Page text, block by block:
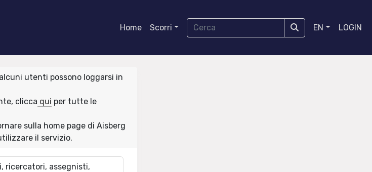
Home Scorri EN LOGIN
utenti possono loggarsi in
clicca qui per tutte le
sulla home page di Aisberg
il servizio.
ricercatori, assegnisti,